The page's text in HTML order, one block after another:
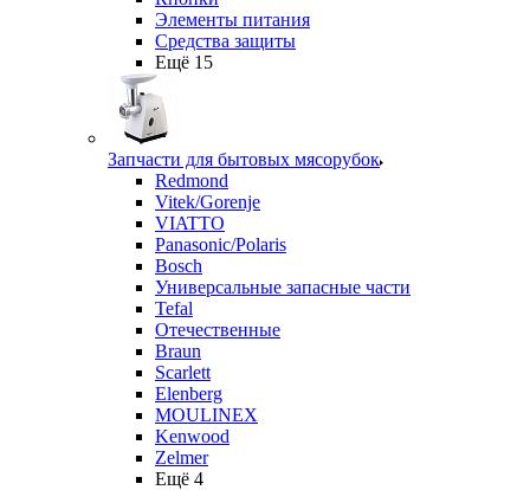
Элементы питания
Средства защиты
Ещё 15
Запчасти для бытовых мясорубок
Redmond
Vitek/Gorenje
VIATTO
Panasonic/Polaris
Bosch
Универсальные запасные части
Tefal
Отечественные
Braun
Scarlett
Elenberg
MOULINEX
Kenwood
Zelmer
Ещё 4